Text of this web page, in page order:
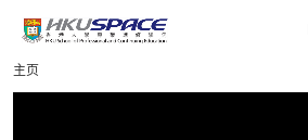
content
Main
content
主页